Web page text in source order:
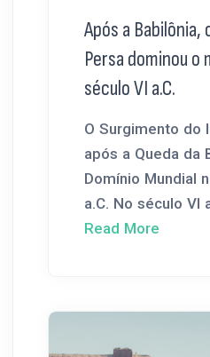
Após a Babilônia,
Persa dominou o
século VI a.C.
O Surgimento do
após a Queda da
Domínio Mundial
a.C. No século VI
Read More